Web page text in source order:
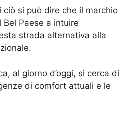
ciò si può dire che il marchio
Paese a intuire
strada alternativa alla
al giorno d’oggi, si cerca di
di comfort attuali e le